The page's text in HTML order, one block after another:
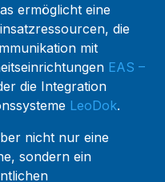
ermöglicht eine
die
mit
EAS –
die Integration
LeoDok.
nicht nur eine
sondern ein